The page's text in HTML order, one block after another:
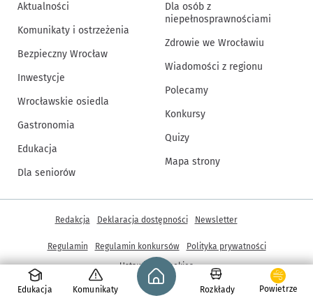
Edukacja Komunikaty
Strona główna - wroclaw.pl
Rozkłady Powietrze
Aktualności
Komunikaty i ostrzeżenia
Bezpieczny Wrocław
Inwestycje
Wrocławskie osiedla
Gastronomia
Edukacja
Dla seniorów
Dla osób z
niepełnosprawnościami
Zdrowie we Wrocławiu
Wiadomości z regionu
Polecamy
Konkursy
Quizy
Mapa strony
© Copyright 2005-2026, ARAW S.A., Gmina Wrocław
Inne informacje
Redakcja Deklaracja dostępności Newsletter
Regulamin Regulamin konkursów
Polityka prywatności
Ustawienia cookies